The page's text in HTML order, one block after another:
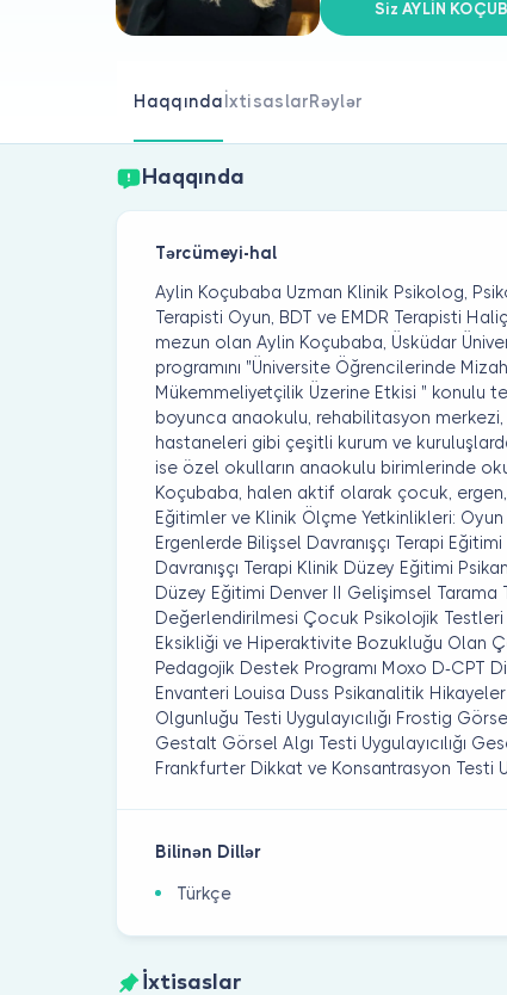
Siz AYLİN
Haqqında İxtisaslarRəylər
Haqqında
Tərcümeyi-hal
Aylin Koçubaba Uzman Klinik Psikolog,
Terapisti Oyun, BDT ve EMDR Terapisti
mezun olan Aylin Koçubaba, Üsküdar
programını "Üniversite Öğrencilerinde
Mükemmeliyetçilik Üzerine Etkisi " konulu
boyunca anaokulu, rehabilitasyon merkezi,
hastaneleri gibi çeşitli kurum ve
ise özel okulların anaokulu birimlerinde
Koçubaba, halen aktif olarak çocuk,
Eğitimler ve Klinik Ölçme Yetkinlikleri:
Ergenlerde Bilişsel Davranışçı Terapi
Davranışçı Terapi Klinik Düzey Eğitimi
Düzey Eğitimi Denver II Gelişimsel
Değerlendirilmesi Çocuk Psikolojik
Eksikliği ve Hiperaktivite Bozukluğu Olan
Pedagojik Destek Programı Moxo D-CPT
Envanteri Louisa Duss Psikanalitik
Olgunluğu Testi Uygulayıcılığı Frostig
Gestalt Görsel Algı Testi Uygulayıcılığı
Frankfurter Dikkat ve Konsantrasyon Testi
Bilinən Dillər
Türkçe
İxtisaslar